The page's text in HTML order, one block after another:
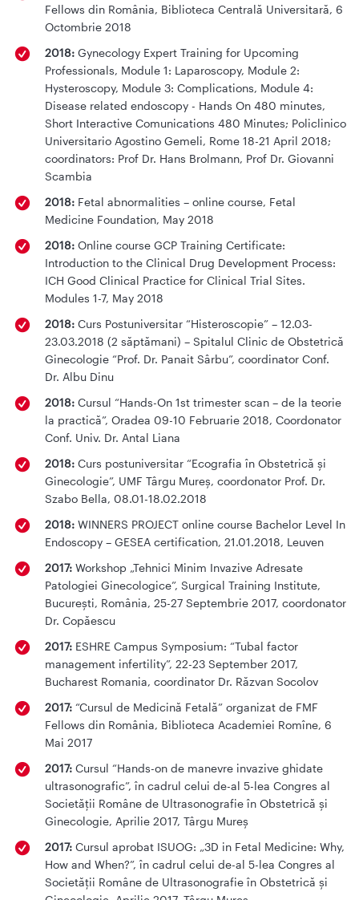
Fellows din România, Biblioteca Centrală Universitară, 6
Octombrie 2018
2018: Gynecology Expert Training for Upcoming
Professionals, Module 1: Laparoscopy, Module 2:
Hysteroscopy, Module 3: Complications, Module 4:
Disease related endoscopy - Hands On 480 minutes,
Short Interactive Comunications 480 Minutes; Policlinico
Universitario Agostino Gemeli, Rome 18-21 April 2018;
coordinators: Prof Dr. Hans Brolmann, Prof Dr. Giovanni
Scambia
2018: Fetal abnormalities – online course, Fetal
Medicine Foundation, May 2018
2018: Online course GCP Training Certificate:
Introduction to the Clinical Drug Development Process:
ICH Good Clinical Practice for Clinical Trial Sites.
Modules 1-7, May 2018
2018: Curs Postuniversitar “Histeroscopie” – 12.03-
23.03.2018 (2 săptămani) – Spitalul Clinic de Obstetrică
Ginecologie “Prof. Dr. Panait Sârbu”, coordinator Conf.
Dr. Albu Dinu
2018: Cursul “Hands-On 1st trimester scan – de la teorie
la practică”, Oradea 09-10 Februarie 2018, Coordonator
Conf. Univ. Dr. Antal Liana
2018: Curs postuniversitar “Ecografia în Obstetrică și
Ginecologie”, UMF Târgu Mureș, coordonator Prof. Dr.
Szabo Bella, 08.01-18.02.2018
2018: WINNERS PROJECT online course Bachelor Level In
Endoscopy – GESEA certification, 21.01.2018, Leuven
2017: Workshop „Tehnici Minim Invazive Adresate
Patologiei Ginecologice”, Surgical Training Institute,
București, România, 25-27 Septembrie 2017, coordonator
Dr. Copăescu
2017: ESHRE Campus Symposium: “Tubal factor
management infertility”, 22-23 September 2017,
Bucharest Romania, coordinator Dr. Răzvan Socolov
2017: “Cursul de Medicină Fetală” organizat de FMF
Fellows din România, Biblioteca Academiei Romîne, 6
Mai 2017
2017: Cursul “Hands-on de manevre invazive ghidate
ultrasonografic”, în cadrul celui de-al 5-lea Congres al
Societății Române de Ultrasonografie în Obstetrică și
Ginecologie, Aprilie 2017, Târgu Mureș
2017: Cursul aprobat ISUOG: „3D in Fetal Medicine: Why,
How and When?”, în cadrul celui de-al 5-lea Congres al
Societății Române de Ultrasonografie în Obstetrică și